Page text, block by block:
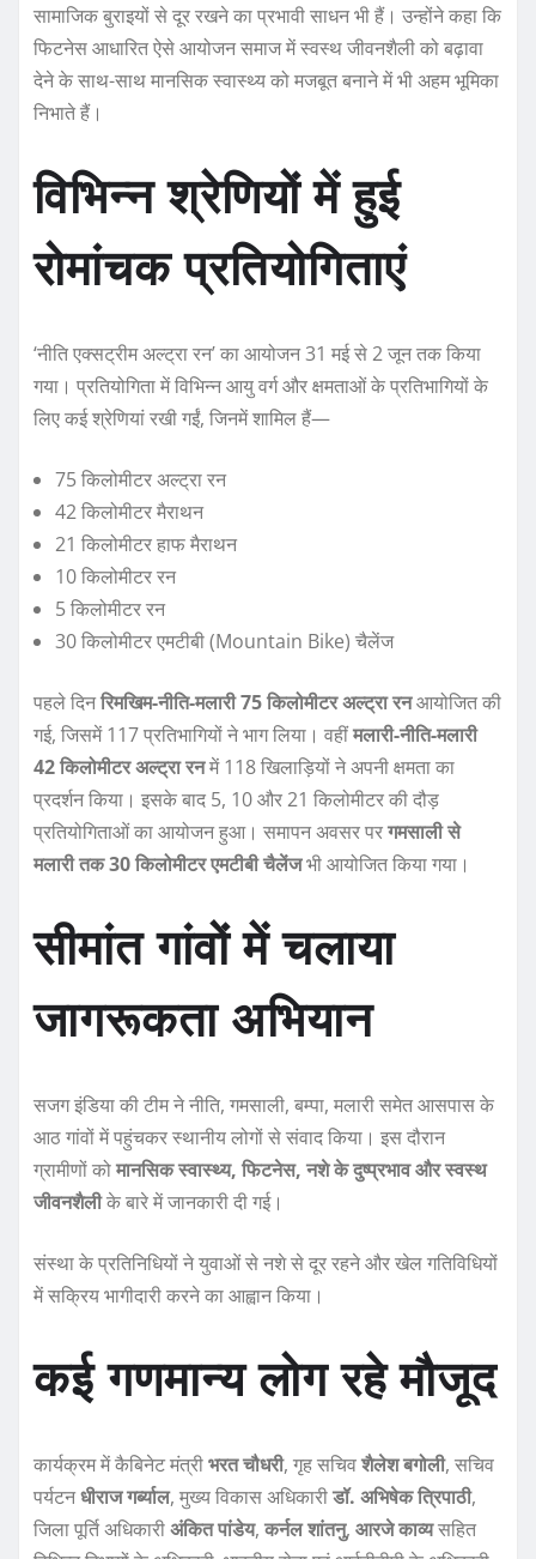
सामाजिक बुराइयों से दूर रखने का प्रभावी साधन भी हैं। उन्होंने कहा कि
फिटनेस आधारित ऐसे आयोजन समाज में स्वस्थ जीवनशैली को बढ़ावा
देने के साथ-साथ मानसिक स्वास्थ्य को मजबूत बनाने में भी अहम भूमिका
निभाते हैं।
विभिन्न श्रेणियों में हुई
रोमांचक प्रतियोगिताएं
‘नीति एक्सट्रीम अल्ट्रा रन’ का आयोजन 31 मई से 2 जून तक किया
गया। प्रतियोगिता में विभिन्न आयु वर्ग और क्षमताओं के प्रतिभागियों के
लिए कई श्रेणियां रखी गईं, जिनमें शामिल हैं—
75 किलोमीटर अल्ट्रा रन
42 किलोमीटर मैराथन
21 किलोमीटर हाफ मैराथन
10 किलोमीटर रन
5 किलोमीटर रन
30 किलोमीटर एमटीबी (Mountain Bike) चैलेंज
पहले दिनरिमखिम-नीति-मलारी 75 किलोमीटर अल्ट्रा रनआयोजित की
गई, जिसमें 117 प्रतिभागियों ने भाग लिया। वहींमलारी-नीति-मलारी
42 किलोमीटर अल्ट्रा रनमें 118 खिलाड़ियों ने अपनी क्षमता का
प्रदर्शन किया। इसके बाद 5, 10 और 21 किलोमीटर की दौड़
प्रतियोगिताओं का आयोजन हुआ। समापन अवसर परगमसाली से
मलारी तक 30 किलोमीटर एमटीबी चैलेंजभी आयोजित किया गया।
सीमांत गांवों में चलाया
जागरूकता अभियान
सजग इंडिया की टीम ने नीति, गमसाली, बम्पा, मलारी समेत आसपास के
आठ गांवों में पहुंचकर स्थानीय लोगों से संवाद किया। इस दौरान
ग्रामीणों कोमानसिक स्वास्थ्य, फिटनेस, नशे के दुष्प्रभाव और स्वस्थ
जीवनशैलीके बारे में जानकारी दी गई।
संस्था के प्रतिनिधियों ने युवाओं से नशे से दूर रहने और खेल गतिविधियों
में सक्रिय भागीदारी करने का आह्वान किया।
कई गणमान्य लोग रहे मौजूद
कार्यक्रम में कैबिनेट मंत्रीभरत चौधरी, गृह सचिवशैलेश बगोली, सचिव
पर्यटनधीराज गर्ब्याल, मुख्य विकास अधिकारीडॉ. अभिषेक त्रिपाठी,
जिला पूर्ति अधिकारीअंकित पांडेय, कर्नल शांतनु, आरजे काव्यसहित